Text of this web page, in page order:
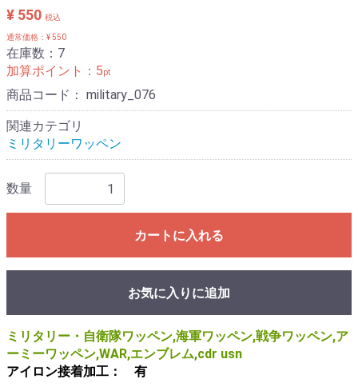
¥ 550 税込
通常価格：¥ 550
在庫数：7
加算ポイント： 5pt
商品コード： military_076
関連カテゴリ
ミリタリーワッペン
数量
カートに入れる
お気に入りに追加
ミリタリー・自衛隊ワッペン,海軍ワッペン,戦争ワッペン,ア
ーミーワッペン,WAR,エンブレム,cdr usn
アイロン接着加工： 有